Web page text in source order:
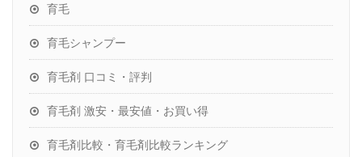
育毛
育毛シャンプー
育毛剤 口コミ・評判
育毛剤 激安・最安値・お買い得
育毛剤比較・育毛剤比較ランキング